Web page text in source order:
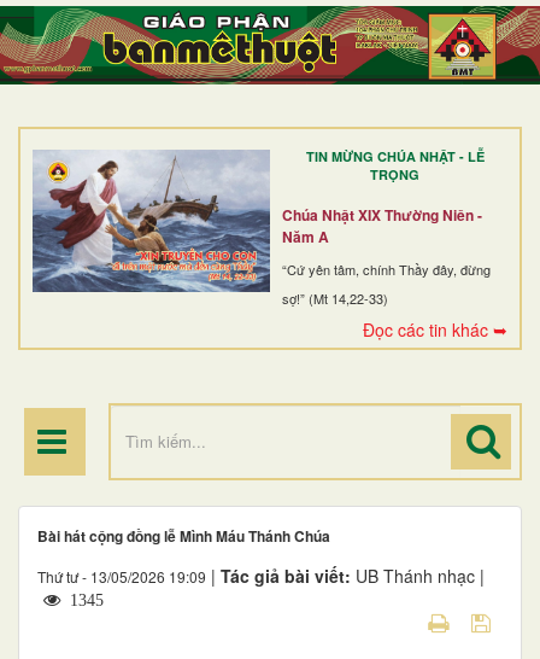
TIN MỪNG CHÚA NHẬT - LỄ
TRỌNG
Chúa Nhật XIX Thường Niên -
Năm A
“Cứ yên tâm, chính Thầy đây, đừng
sợ!” (Mt 14,22-33)
Đọc các tin khác ➥
TRANG NHẤT
GIỚI THIỆU
DÒNG TU
BAN MỤC VỤ
ĐOÀN THỂ CG
ĐIỂM HÀNH HƯƠNG
Bài hát cộng đồng lễ Mình Máu Thánh Chúa
Thứ tư - 13/05/2026 19:09 | Tác giả bài viết: UB Thánh nhạc |
1345